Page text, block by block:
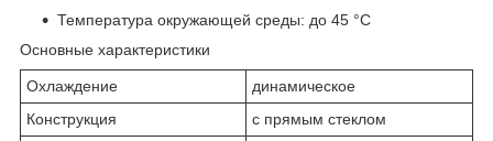
Температура окружающей среды: до 45 °С
Основные характеристики
Охлаждение
динамическое
Конструкция
с прямым стеклом